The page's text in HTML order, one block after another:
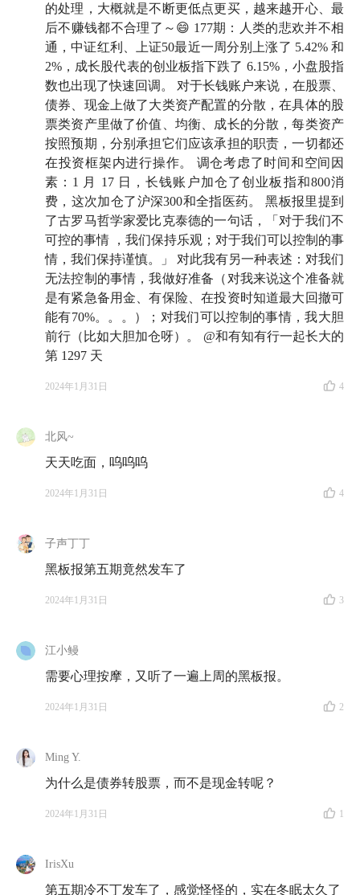
的处理，大概就是不断更低点更买，越来越开心、最
后不赚钱都不合理了～😄 177期：人类的悲欢并不相
通，中证红利、上证50最近一周分别上涨了 5.42% 和
2%，成长股代表的创业板指下跌了 6.15%，小盘股指
数也出现了快速回调。 对于长钱账户来说，在股票、
债券、现金上做了大类资产配置的分散，在具体的股
票类资产里做了价值、均衡、成长的分散，每类资产
按照预期，分别承担它们应该承担的职责，一切都还
在投资框架内进行操作。 调仓考虑了时间和空间因
素：1 月 17 日，长钱账户加仓了创业板指和800消
费，这次加仓了沪深300和全指医药。 黑板报里提到
了古罗马哲学家爱比克泰德的一句话，「对于我们不
可控的事情 ，我们保持乐观；对于我们可以控制的事
情，我们保持谨慎。」 对此我有另一种表述：对我们
无法控制的事情，我做好准备（对我来说这个准备就
是有紧急备用金、有保险、在投资时知道最大回撤可
能有70%。。。）；对我们可以控制的事情，我大胆
前行（比如大胆加仓呀）。 @和有知有行一起长大的
第 1297 天
2024年1月31日 4
北风~
天天吃面，呜呜呜
2024年1月31日 4
子声丁丁
黑板报第五期竟然发车了
2024年1月31日 3
江小鳗
需要心理按摩，又听了一遍上周的黑板报。
2024年1月31日 2
Ming Y.
为什么是债券转股票，而不是现金转呢？
2024年1月31日 1
IrisXu
第五期冷不丁发车了，感觉怪怪的，实在冬眠太久了